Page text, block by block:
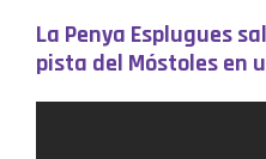
La Penya Esplugues
pista del Móstoles en